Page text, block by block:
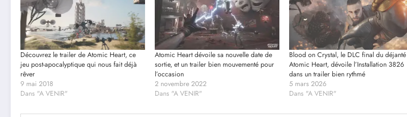
Découvrez le trailer de Atomic Heart, ce
jeu post-apocalyptique qui nous fait déjà
rêver
9 mai 2018
Dans "A VENIR"
Atomic Heart dévoile sa nouvelle date de
sortie, et un trailer bien mouvementé pour
l’occasion
2 novembre 2022
Dans "A VENIR"
Blood on Crystal, le DLC final du déjanté
Atomic Heart, dévoile l’Installation 3826
dans un trailer bien rythmé
5 mars 2026
Dans "A VENIR"